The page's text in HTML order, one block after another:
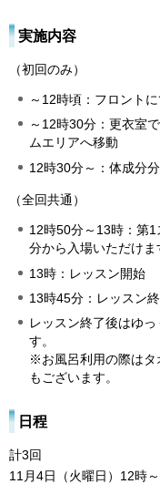
実施内容
（初回のみ）
～12時頃：フロント
～12時30分：更衣室
ムエリアへ移動
12時30分～：体成分
（全回共通）
12時50分～13時：第
分から入場いただけま
13時：レッスン開始
13時45分：レッスン
レッスン終了後はゆ
す。
※お風呂利用の際はタ
もございます。
日程
計3回
11月4日（火曜日）12時